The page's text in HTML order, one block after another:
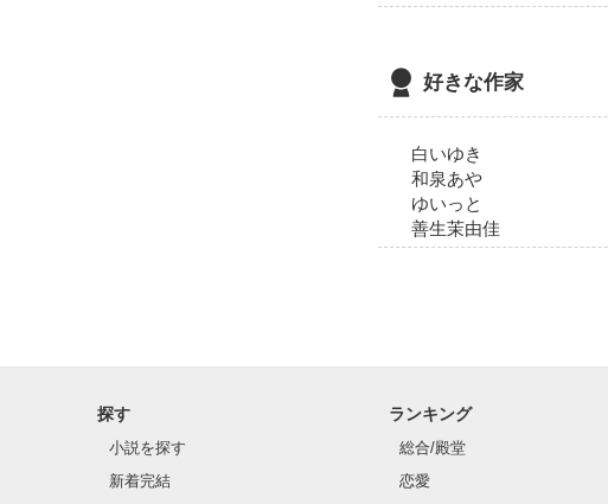
好きな作家
白いゆき
和泉あや
ゆいっと
善生茉由佳
探す
小説を探す
新着完結
ランキング
総合/殿堂
恋愛